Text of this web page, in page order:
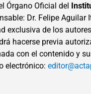
Órgano Oficial del
Dr. Felipe Aguilar
exclusiva de los
hacerse previa
con el contenido y
electrónico: